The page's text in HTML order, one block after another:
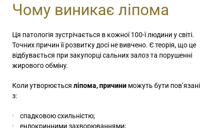
Чому виникає ліпома
Ця патологія зустрічається в кожної 100-ї людини у світі.
Точних причин її розвитку досі не вивчено. Є теорія, що це
відбувається при закупорці сальних залоз та порушенні
жирового обміну.
Коли утворюється ліпома, причини можуть бути пов’язані
з:
спадковою схильністю;
ендокринними захворюваннями;